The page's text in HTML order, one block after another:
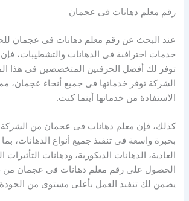
رقم معلم دهانات فى عجمان
عند البحث عن رقم معلم دهانات فى عجمان
خدمات احترافىة فى الدهانات والتشطيبات، فإن
توفر لك أفضل الحرفىين المتخصصين فى هذا
الشركة توفر خدماتها فى جميع أنحاء عجمان،
الاستفادة من خدماتها أينما كنت.
كذلك، فإن معلم دهانات فى عجمان من الشركة
بخبرة واسعة فى تنفىذ جميع أنواع الدهانات،
العادية، الدهانات الديكورية، ودهانات
الحصول على رقم معلم دهانات فى عجمان من
يضمن لك تنفىذ العمل بأعلى مستوى من الجودة